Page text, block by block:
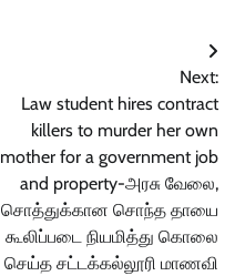
Next:
Law student hires contract
killers to murder her own
mother for a government job
and property-அரசு வேலை,
சொத்துக்கான சொந்த தாயை
கூலிப்படை நியமித்து கொலை
செய்த சட்டக்கல்லூரி மாணவி